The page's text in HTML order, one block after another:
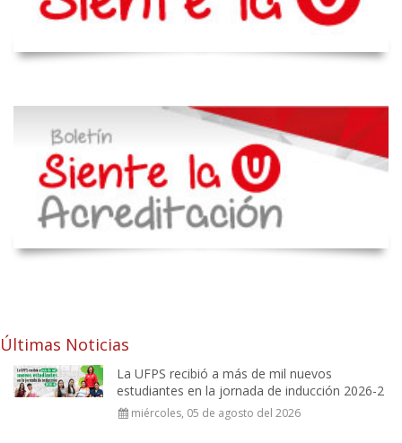
Últimas Noticias
La UFPS recibió a más de mil nuevos
estudiantes en la jornada de inducción 2026-2
miércoles, 05 de agosto del 2026